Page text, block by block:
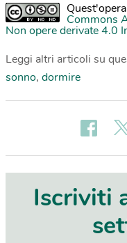
Commons
Non opere derivate 4.0
Leggi altri articoli su
sonno, dormire
Iscriviti